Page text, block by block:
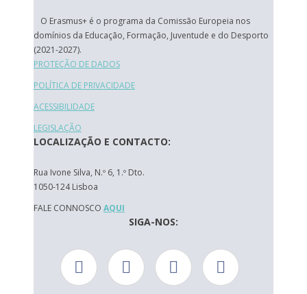
O Erasmus+ é o programa da Comissão Europeia nos
domínios da Educação, Formação, Juventude e do Desporto
(2021-2027).
PROTEÇÃO DE DADOS
POLÍTICA DE PRIVACIDADE
ACESSIBILIDADE
LEGISLAÇÃO
LOCALIZAÇÃO E CONTACTO:
Rua Ivone Silva, N.º 6, 1.º Dto.
1050-124 Lisboa
FALE CONNOSCO AQUI
SIGA-NOS: